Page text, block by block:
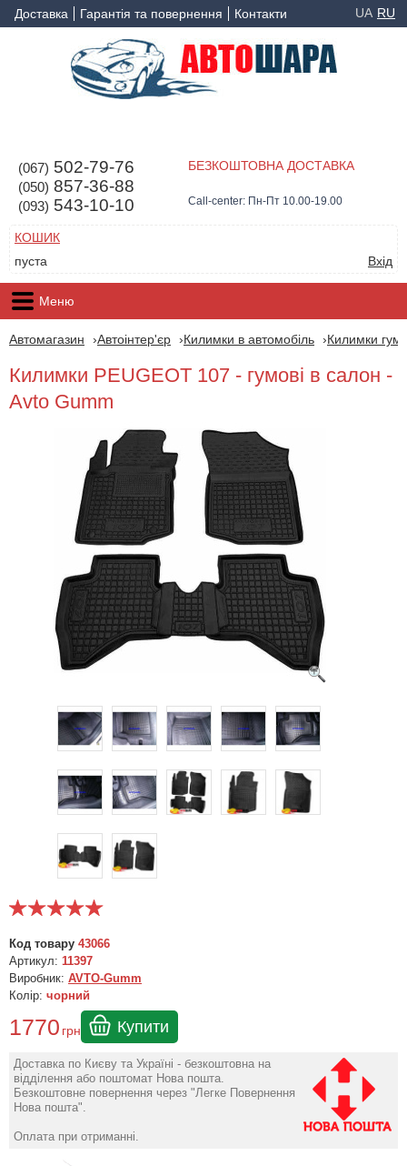
Доставка Гарантія та повернення Контакти UA RU
(067) 502-79-76
(050) 857-36-88
(093) 543-10-10
БЕЗКОШТОВНА ДОСТАВКА
Call-center: Пн-Пт 10.00-19.00
КОШИК
пуста
Вхід
Меню
Автомагазин Автоінтер'єр Килимки в автомобіль Килимки
Килимки PEUGEOT 107 - гумові в салон -
Avto Gumm
Код товару 43066
Артикул: 11397
Виробник: AVTO-Gumm
Колір: чорний
1770 грн Купити
Доставка по Києву та Україні - безкоштовна на
відділення або поштомат Нова пошта.
Безкоштовне повернення через "Легке Повернення
Нова пошта".
Оплата при отриманні.